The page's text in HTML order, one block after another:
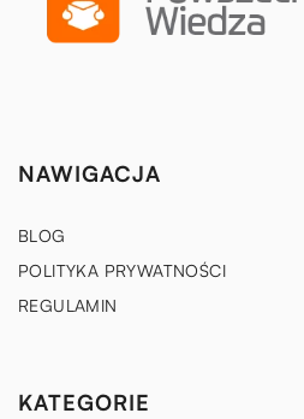
NAWIGACJA
BLOG
POLITYKA PRYWATNOŚCI
REGULAMIN
KATEGORIE